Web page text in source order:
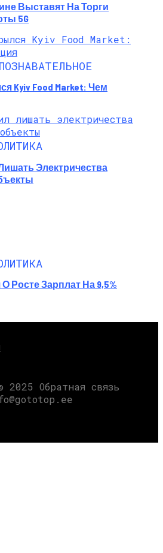
Выставят На Торги
5G
Kyiv Food Market: Чем
Электричества
Росте Зарплат На 9,5%
Обратная связь